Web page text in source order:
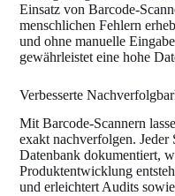
Einsatz von Barcode-
menschlichen Fehlern
und ohne manuelle
gewährleistet eine hohe
Verbesserte
Mit Barcode-Scannern
exakt nachverfolgen.
Datenbank dokumentiert,
Produktentwicklung
und erleichtert Audits